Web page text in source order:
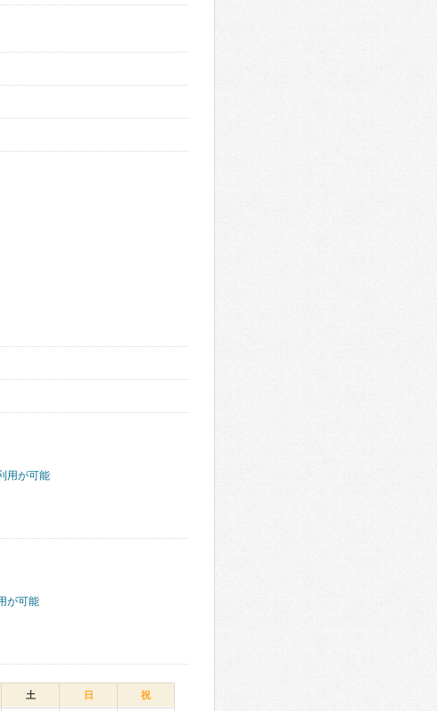
用が可能
が可能
土 日 祝